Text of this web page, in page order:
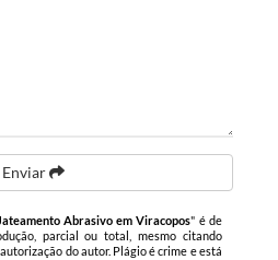
Enviar
Abrasivo em Viracopos" é de
parcial ou total, mesmo citando
do autor. Plágio é crime e está